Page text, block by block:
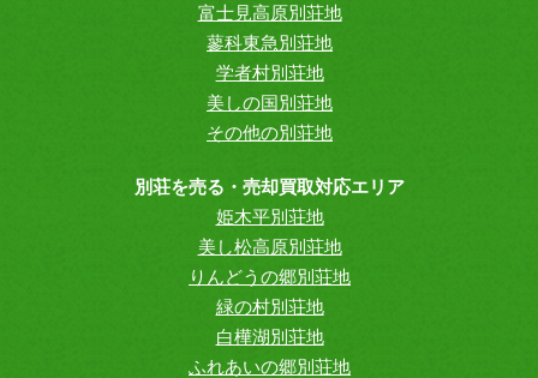
富士見高原別荘地
蓼科東急別荘地
学者村別荘地
美しの国別荘地
その他の別荘地
別荘を売る・売却買取対応エリア
姫木平別荘地
美し松高原別荘地
りんどうの郷別荘地
緑の村別荘地
白樺湖別荘地
ふれあいの郷別荘地